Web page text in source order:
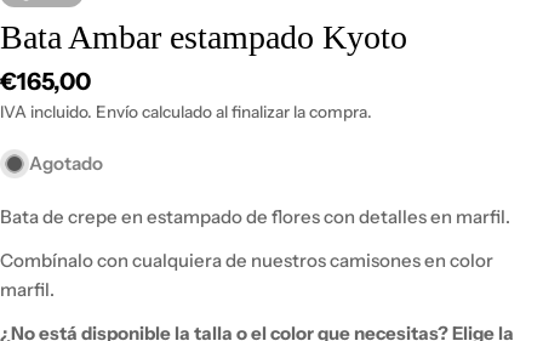
Bata Ambar estampado Kyoto
Precio
habitual
€165,00
IVA incluido. Envío calculado al finalizar la compra.
Agotado
Bata de crepe en estampado de flores con detalles en marfil.
Combínalo con cualquiera de nuestros camisones en color
marfil.
¿No está disponible la talla o el color que necesitas?Elige la